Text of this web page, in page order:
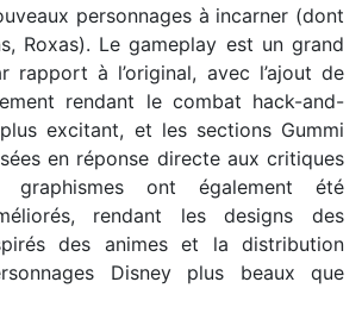
personnages à incarner (dont
Roxas). Le gameplay est un grand
rapport à l’original, avec l’ajout de
rendant le combat hack-and-
excitant, et les sections Gummi
en réponse directe aux critiques
ont également été
rendant les designs des
des animes et la distribution
Disney plus beaux que